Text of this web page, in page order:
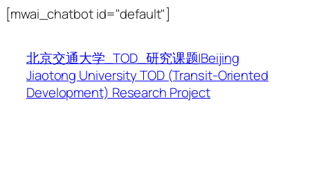
[mwai_chatbot id="default"]
内
容
北京交通大学_TOD_研究课题|Beijing
Jiaotong University TOD (Transit-Oriented
Development) Research Project